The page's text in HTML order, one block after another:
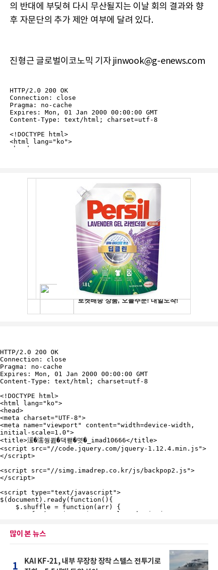
의 반대에 부딪혀 다시 무산될지는 이날 회의 결과와 향
후 자문단의 추가 제안 여부에 달려 있다.
진형근 글로벌이코노믹 기자 jinwook@g-enews.com
많이 본 뉴스
1
KAI KF-21, 내부 무장창 장착 스텔스 전투기로